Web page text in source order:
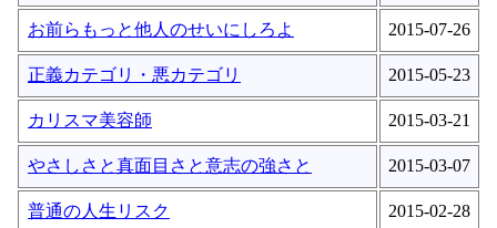
お前らもっと他人のせいにしろよ 2015-07-26
正義カテゴリ・悪カテゴリ 2015-05-23
カリスマ美容師 2015-03-21
やさしさと真面目さと意志の強さと 2015-03-07
普通の人生リスク 2015-02-28